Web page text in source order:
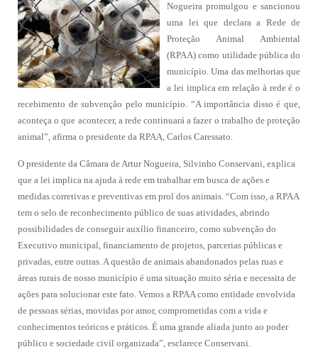
Nogueira promulgou e sancionou
uma lei que declara a Rede de
Proteção Animal Ambiental
(RPAA) como utilidade pública do
município. Uma das melhorias que
a lei implica em relação à rede é o
recebimento de subvenção pelo município. “A importância disso é que,
aconteça o que acontecer, a rede continuará a fazer o trabalho de proteção
animal”, afirma o presidente da RPAA, Carlos Caressato.
O presidente da Câmara de Artur Nogueira, Silvinho Conservani, explica
que a lei implica na ajuda à rede em trabalhar em busca de ações e
medidas corretivas e preventivas em prol dos animais. “Com isso, a RPAA
tem o selo de reconhecimento público de suas atividades, abrindo
possibilidades de conseguir auxílio financeiro, como subvenção do
Executivo municipal, financiamento de projetos, parcerias públicas e
privadas, entre outras. A questão de animais abandonados pelas ruas e
áreas rurais de nosso município é uma situação muito séria e necessita de
ações para solucionar este fato. Vemos a RPAA como entidade envolvida
de pessoas sérias, movidas por amor, comprometidas com a vida e
conhecimentos teóricos e práticos. É uma grande aliada junto ao poder
público e sociedade civil organizada”, esclarece Conservani.